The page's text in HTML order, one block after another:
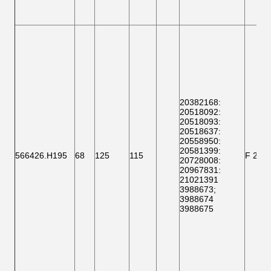
566426.H195 68 125 115
20382168:
20518092:
20518093:
20518637:
20558950:
20581399:
20728008:
20967831:
21021391
3988673;
3988674
3988675
F